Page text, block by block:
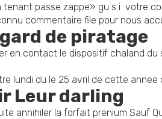
tenant passe zappe» gu s i votre
commentaire file pour nous
de piratage
en contact le dispositif chaland
lundi du le 25 avril de cette annee
Leur darling
annihiler la forfait prenium Sauf